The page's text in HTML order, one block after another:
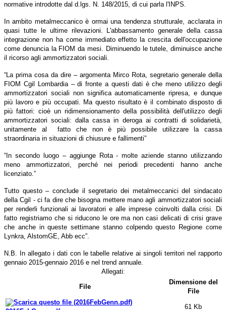
normative introdotte dal d.lgs. N. 148/2015, di cui parla l'INPS.
In ambito metalmeccanico è ormai una tendenza strutturale, acclarata in
quasi tutte le ultime rilevazioni. L'abbassamento generale della cassa
integrazione non ha come immediato effetto la crescita dell'occupazione
come denuncia la FIOM da mesi. Diminuendo le tutele, diminuisce anche
il ricorso agli ammortizzatori sociali.
“La prima cosa da dire – argomenta Mirco Rota, segretario generale della
FIOM Cgil Lombardia – di fronte a questi dati è che meno utilizzo degli
ammortizzatori sociali non significa automaticamente ripresa, e dunque
più lavoro e più occupati. Ma questo risultato è il combinato disposto di
più fattori: cioè un ridimensionamento della possibilità dell'utilizzo degli
ammortizzatori sociali: dalla cassa in deroga ai contratti di solidarietà,
unitamente al fatto che non è più possibile utilizzare la cassa
straordinaria in situazioni di chiusure e fallimenti”
“In secondo luogo – aggiunge Rota - molte aziende stanno utilizzando
meno ammortizzatori, perché nei periodi precedenti hanno anche
licenziato.”
Tutto questo – conclude il segretario dei metalmeccanici del sindacato
della Cgil - ci fa dire che bisogna mettere mano agli ammortizzatori sociali
per renderli funzionali ai lavoratori e alle imprese coinvolti dalla crisi. Di
fatto registriamo che si riducono le ore ma non casi delicati di crisi grave
che anche in queste settimane stanno colpendo questo Regione come
Lynkra, AlstomGE, Abb ecc”.
N.B. In allegato i dati con le tabelle relative ai singoli territori nel rapporto
gennaio 2015-gennaio 2016 e nel trend annuale.
Allegati:
File
Dimensione del
File
61 Kb